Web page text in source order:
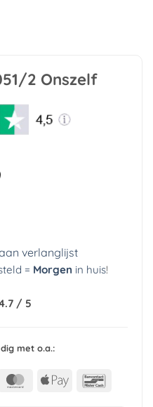
2 Onszelf
Huidige
verlanglijst
= Morgen in huis!
/ 5
met o.a.:
MasterCard
Apple